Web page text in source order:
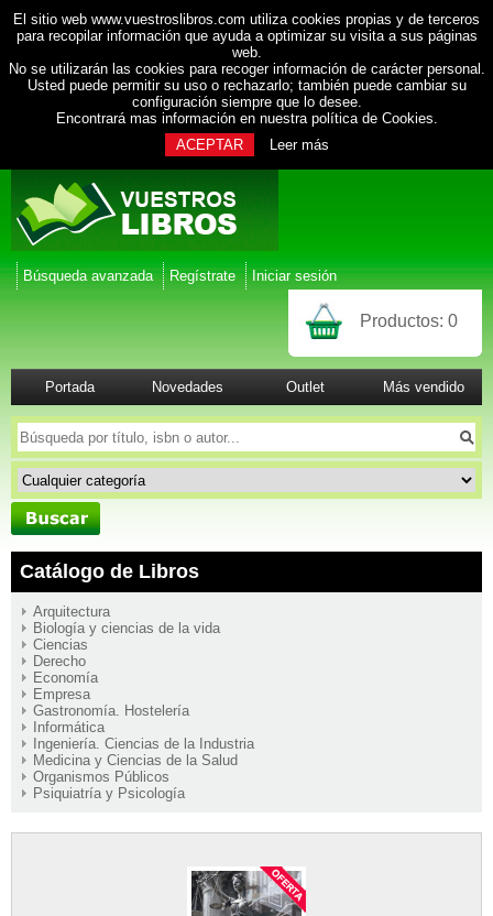
El sitio web www.vuestroslibros.com utiliza cookies propias y de terceros
para recopilar información que ayuda a optimizar su visita a sus páginas
web.
No se utilizarán las cookies para recoger información de carácter personal.
Usted puede permitir su uso o rechazarlo; también puede cambiar su
configuración siempre que lo desee.
Encontrará mas información en nuestra política de Cookies.
ACEPTAR
Leer más
Búsqueda avanzada Regístrate Iniciar sesión
Productos: 0
Portada Novedades Outlet Más vendido
Catálogo de Libros
Arquitectura
Biología y ciencias de la vida
Ciencias
Derecho
Economía
Empresa
Gastronomía. Hostelería
Informática
Ingeniería. Ciencias de la Industria
Medicina y Ciencias de la Salud
Organismos Públicos
Psiquiatría y Psicología